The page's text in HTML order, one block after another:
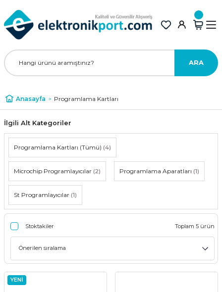
ARA
Anasayfa Programlama Kartları
İlgili Alt Kategoriler
Programlama Kartları (Tümü) (4)
Microchip Programlayıcılar (2) Programlama Aparatları (1)
St Programlayıcılar (1)
Stoktakiler Toplam 5 ürün
YENİ